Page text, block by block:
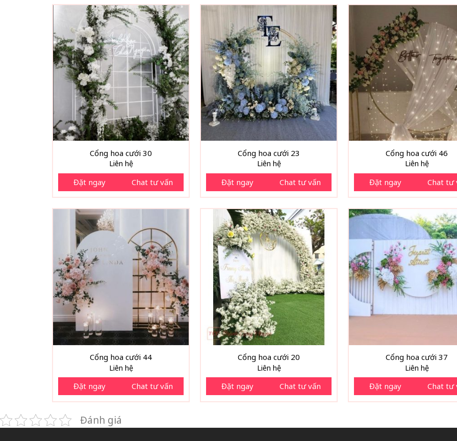
Cổng hoa cưới 30
Liên hệ
Đặt ngay Chat tư vấn
Cổng hoa cưới 23
Liên hệ
Đặt ngay Chat tư vấn
Cổng hoa cưới 46
Liên hệ
Đặt ngay Chat tư
Cổng hoa cưới 44
Liên hệ
Đặt ngay Chat tư vấn
Cổng hoa cưới 20
Liên hệ
Đặt ngay Chat tư vấn
Cổng hoa cưới 37
Liên hệ
Đặt ngay Chat tư
Đánh giá